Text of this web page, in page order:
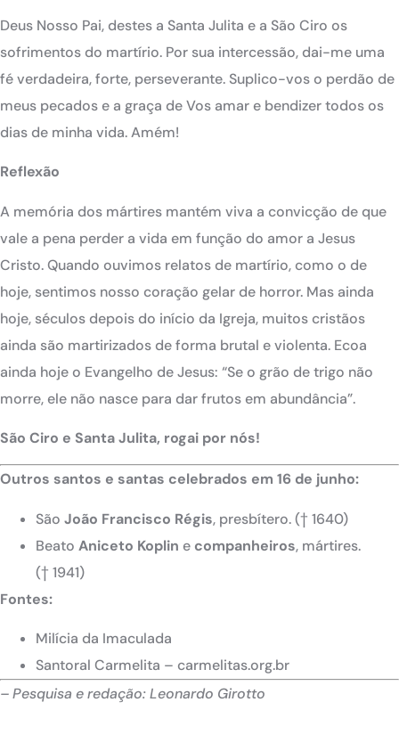
Deus Nosso Pai, destes a Santa Julita e a São Ciro os
sofrimentos do martírio. Por sua intercessão, dai-me uma
fé verdadeira, forte, perseverante. Suplico-vos o perdão de
meus pecados e a graça de Vos amar e bendizer todos os
dias de minha vida. Amém!
Reflexão
A memória dos mártires mantém viva a convicção de que
vale a pena perder a vida em função do amor a Jesus
Cristo. Quando ouvimos relatos de martírio, como o de
hoje, sentimos nosso coração gelar de horror. Mas ainda
hoje, séculos depois do início da Igreja, muitos cristãos
ainda são martirizados de forma brutal e violenta. Ecoa
ainda hoje o Evangelho de Jesus: “Se o grão de trigo não
morre, ele não nasce para dar frutos em abundância”.
São Ciro e Santa Julita, rogai por nós!
Outros santos e santas celebrados em 16 de junho:
São João Francisco Régis, presbítero. († 1640)
Beato Aniceto Koplin e companheiros, mártires.
(† 1941)
Fontes:
Milícia da Imaculada
Santoral Carmelita – carmelitas.org.br
– Pesquisa e redação:Leonardo Girotto